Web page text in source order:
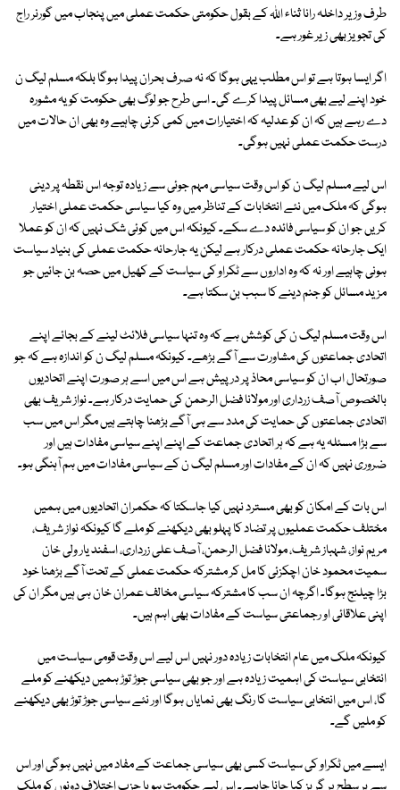
طرف وزیر داخلہ رانا ثناء اللہ کے بقول حکومتی حکمت عملی میں پنجاب میں گورنر راج
کی تجویز بھی زیر غور ہے۔
اگر ایسا ہوتا ہے تو اس مطلب یہی ہوگا کہ نہ صرف بحران پیدا ہوگا بلکہ مسلم لیگ ن
خود اپنے لیے بھی مسائل پیدا کرے گی۔ اسی طرح جو لوگ بھی حکومت کو یہ مشورہ
دے رہے ہیں کہ ان کو عدلیہ کہ اختیارات میں کمی کرنی چاہیے وہ بھی ان حالات میں
درست حکمت عملی نہیں ہوگی۔
اس لیے مسلم لیگ ن کو اس وقت سیاسی مہم جوئی سے زیادہ توجہ اس نقطہ پر دینی
ہوگی کہ ملک میں نئے انتخابات کے تناظر میں وہ کیا سیاسی حکمت عملی اختیار
کریں جو ان کو سیاسی فائدہ دے سکے۔ کیونکہ اس میں کوئی شک نہیں کہ ان کو عملا
ایک جارحانہ حکمت عملی درکار ہے لیکن یہ جارحانہ حکمت عملی کی بنیاد سیاست
ہونی چاہیے اور نہ کہ وہ اداروں سے ٹکراو کی سیاست کے کھیل میں حصہ بن جائیں جو
مزید مسائل کو جنم دینے کا سبب بن سکتا ہے۔
اس وقت مسلم لیگ ن کی کوشش ہے کہ وہ تنہا سیاسی فلائٹ لینے کے بجائے اپنے
اتحادی جماعتوں کی مشاورت سے آگے بڑھے۔ کیونکہ مسلم لیگ ن کو اندازہ ہے کہ جو
صورتحال اب ان کو سیاسی محاذ پر درپیش ہے اس میں اسے ہر صورت اپنے اتحادیوں
بالخصوص آصف زرداری اور مولانا فضل الرحمن کی حمایت درکار ہے۔ نواز شریف بھی
اتحادی جماعتوں کی حمایت کی مدد سے ہی آگے بڑھنا چاہتے ہیں مگر اس میں سب
سے بڑا مسئلہ یہ ہے کہ ہر اتحادی جماعت کے اپنے اپنے سیاسی مفادات ہیں اور
ضروری نہیں کہ ان کے مفادات اور مسلم لیگ ن کے سیاسی مفادات میں ہم آہنگی ہو۔
اس بات کے امکان کو بھی مسترد نہیں کیا جاسکتا کہ حکمران اتحادیوں میں ہمیں
مختلف حکمت عملیوں پر تضاد کا پہلو بھی دیکھنے کو ملے گا کیونکہ نواز شریف،
مریم نواز، شہباز شریف، مولانا فضل الرحمن، آصف علی زرداری، اسفند یار ولی خان
سمیت محمود خان اچکزئی کا مل کر مشترکہ حکمت عملی کے تحت آگے بڑھنا خود
بڑا چیلنج ہوگا۔ اگرچہ ان سب کا مشترکہ سیاسی مخالف عمران خان ہی ہیں مگر ان کی
اپنی علاقائی او رجماعتی سیاست کے مفادات بھی اہم ہیں۔
کیونکہ ملک میں عام انتخابات زیادہ دور نہیں اس لیے اس وقت قومی سیاست میں
انتخابی سیاست کی اہمیت زیادہ ہے اور جو بھی سیاسی جوڑ توڑ ہمیں دیکھنے کو ملے
گا، اس میں انتخابی سیاست کا رنگ بھی نمایاں ہوگا اور نئے سیاسی جوڑ توڑ بھی دیکھنے
کو ملیں گے۔
ایسے میں ٹکراو کی سیاست کسی بھی سیاسی جماعت کے مفاد میں نہیں ہوگی اور اس